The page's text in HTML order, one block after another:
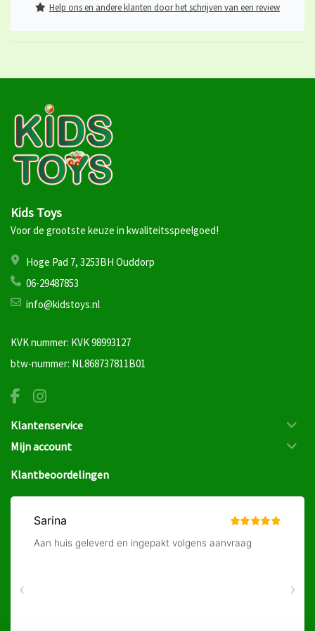
Help ons en andere klanten door het schrijven van een review
Kids Toys
Voor de grootste keuze in kwaliteitsspeelgoed!
Hoge Pad 7, 3253BH Ouddorp
06-29487853
info@kidstoys.nl
KVK nummer: KVK 98993127
btw-nummer: NL868737811B01
Klantenservice
Mijn account
Klantbeoordelingen